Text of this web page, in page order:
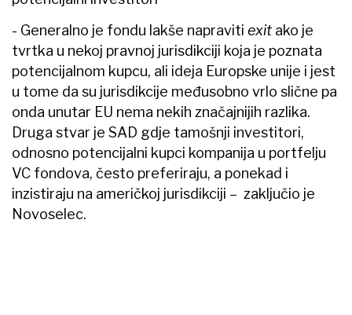
- Generalno je fondu lakše napraviti exit ako je
tvrtka u nekoj pravnoj jurisdikciji koja je poznata
potencijalnom kupcu, ali ideja Europske unije i jest
u tome da su jurisdikcije međusobno vrlo slične pa
onda unutar EU nema nekih značajnijih razlika.
Druga stvar je SAD gdje tamošnji investitori,
odnosno potencijalni kupci kompanija u portfelju
VC fondova, često preferiraju, a ponekad i
inzistiraju na američkoj jurisdikciji – zaključio je
Novoselec.